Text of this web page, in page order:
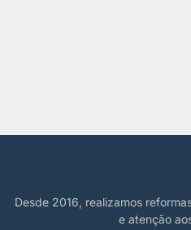
Desde 2016, realizamos
e atenção